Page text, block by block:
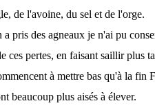
de l'avoine, du sel et de l'orge.
pris des agneaux je n'ai pu
ces pertes, en faisant saillir plus
à mettre bas qu'à la fin
beaucoup plus aisés à élever.